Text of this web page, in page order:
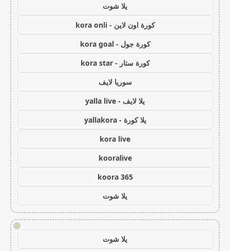
يلا شوت
كورة اون لاين - kora onli
كورة جول - kora goal
كورة ستار - kora star
سوريا لايف
يلا لايف - yalla live
يلا كورة - yallakora
kora live
kooralive
koora 365
يلا شوت
!
يلا شوت